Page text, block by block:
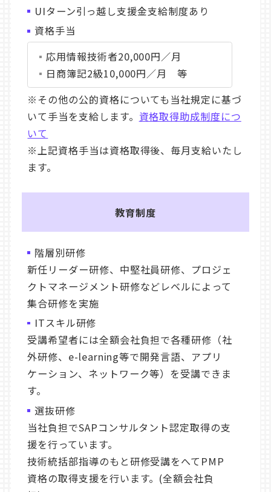
UIターン引っ越し支援金支給制度あり
資格手当
応用情報技術者20,000円／月
日商簿記2級10,000円／月 等
※その他の公的資格についても当社規定に基づ
いて手当を支給します。 資格取得助成制度につ
いて
※上記資格手当は資格取得後、毎月支給いたし
ます。
教育制度
階層別研修
新任リーダー研修、中堅社員研修、プロジェ
クトマネージメント研修などレベルによって
集合研修を実施
ITスキル研修
受講希望者には全額会社負担で各種研修（社
外研修、e-learning等で開発言語、アプリ
ケーション、ネットワーク等）を受講できま
す。
選抜研修
当社負担でSAPコンサルタント認定取得の支
援を行っています。
技術統括部指導のもと研修受講をへてPMP
資格の取得支援を行います。(全額会社負